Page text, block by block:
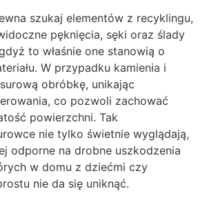
szukaj elementów z recyklingu,
pęknięcia, sęki oraz ślady
to właśnie one stanowią o
W przypadku kamienia i
obróbkę, unikając
co pozwoli zachować
powierzchni. Tak
nie tylko świetnie wyglądają,
odporne na drobne uszkodzenia
w domu z dziećmi czy
nie da się uniknąć.